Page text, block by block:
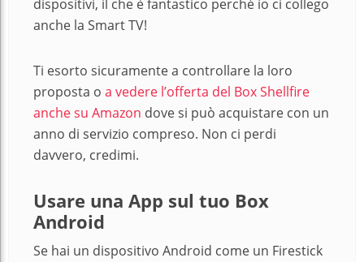
dispositivi, il che è fantastico perché io ci collego
anche la Smart TV!
Ti esorto sicuramente a controllare la loro
proposta o a vedere l’offerta del Box Shellfire
anche su Amazon dove si può acquistare con un
anno di servizio compreso. Non ci perdi
davvero, credimi.
Usare una App sul tuo Box
Android
Se hai un dispositivo Android come un Firestick